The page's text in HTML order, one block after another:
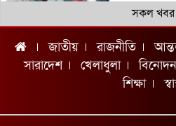
চ্যাম্পিয়ন
চরম দুঃসংবাদ
যুক্তরাষ্ট্র
সকল খবর
জাতীয় রাজনীতি
সারাদেশ
খেলাধুলা বিনোদন
শিক্ষা